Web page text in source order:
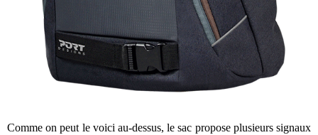
Comme on peut le voici au-dessus, le sac propose plusieurs signaux